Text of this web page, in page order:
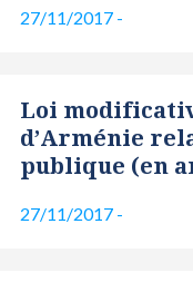
27/11/2017 -
Loi
d’Arménie
publique (en
27/11/2017 -